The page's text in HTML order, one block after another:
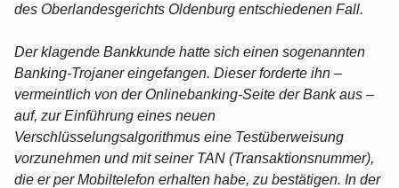
des Oberlandesgerichts Oldenburg entschiedenen Fall.
Der klagende Bankkunde hatte sich einen sogenannten
Banking-Trojaner eingefangen. Dieser forderte ihn –
vermeintlich von der Onlinebanking-Seite der Bank aus –
auf, zur Einführung eines neuen
Verschlüsselungsalgorithmus eine Testüberweisung
vorzunehmen und mit seiner TAN (Transaktionsnummer),
die er per Mobiltelefon erhalten habe, zu bestätigen. In der